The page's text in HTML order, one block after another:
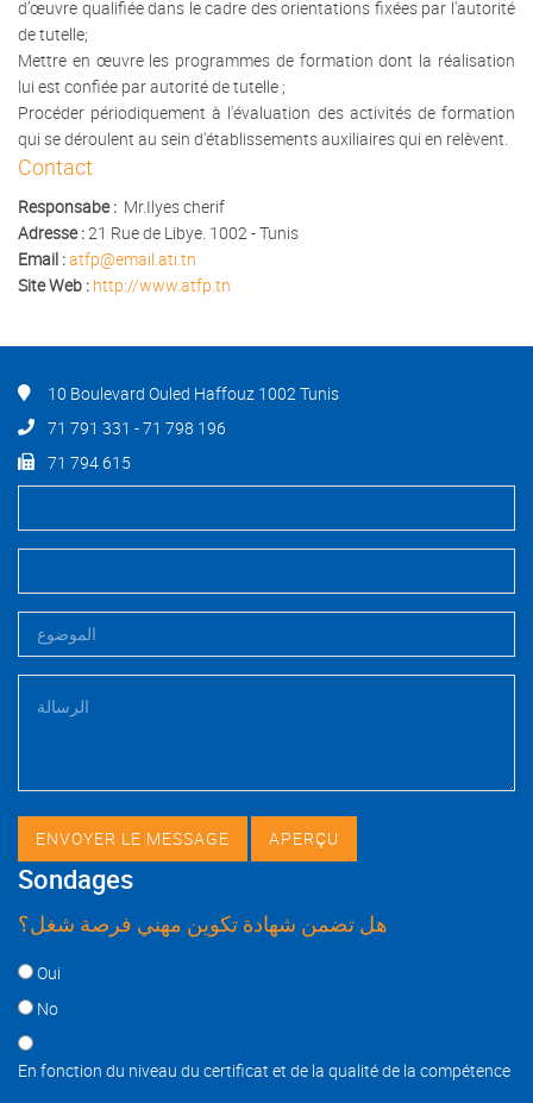
d’œuvre qualifiée dans le cadre des orientations fixées par l'autorité
de tutelle;
Mettre en œuvre les programmes de formation dont la réalisation
lui est confiée par autorité de tutelle ;
Procéder périodiquement à l'évaluation des activités de formation
qui se déroulent au sein d'établissements auxiliaires qui en relèvent.
Contact
Responsabe : Mr.Ilyes cherif
Adresse :21 Rue de Libye. 1002 - Tunis
Email :atfp@email.ati.tn
Site Web : http://www.atfp.tn
10 Boulevard Ouled Haffouz 1002 Tunis
71 791 331 - 71 798 196
71 794 615
Sondages
هل تضمن شهادة تكوين مهني فرصة شغل؟
Choices
Oui
No
En fonction du niveau du certificat et de la qualité de la compétence